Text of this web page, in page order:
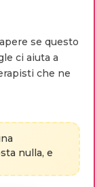
se questo
ci aiuta a
che ne
nulla, e